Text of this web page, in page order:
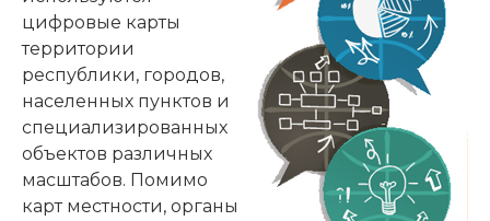
цифровые карты
территории
республики, городов,
населенных пунктов и
специализированных
объектов различных
масштабов. Помимо
карт местности, органы